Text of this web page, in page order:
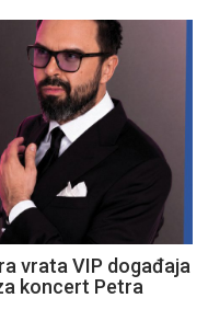
vrata VIP događaja
koncert Petra